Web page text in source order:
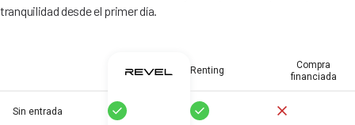
tranquilidad desde el primer día.
Renting
Compra
financiada
Sin entrada Sí Sí